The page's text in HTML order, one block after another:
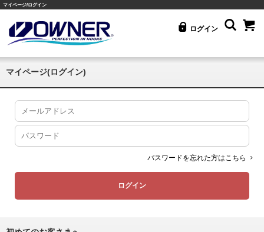
マイページ/ログイン
ログイン
マイページ(ログイン)
パスワードを忘れた方はこちら